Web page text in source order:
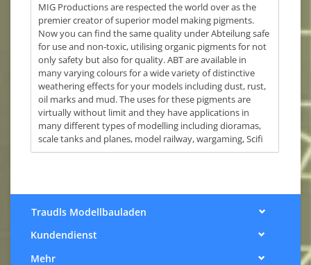
MIG Productions are respected the world over as the
premier creator of superior model making pigments.
Now you can find the same quality under Abteilung safe
for use and non-toxic, utilising organic pigments for not
only safety but also for quality. ABT are available in
many varying colours for a wide variety of distinctive
weathering effects for your models including dust, rust,
oil marks and mud. The uses for these pigments are
virtually without limit and they have applications in
many different types of modelling including dioramas,
scale tanks and planes, model railway, wargaming, Scifi
…
Traudls Modellbauladen
Kundendienst
Mehr